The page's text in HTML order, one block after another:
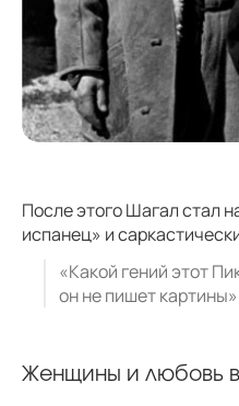
После этого Шагал стал
испанец» и
«Какой гений этот
он не пишет
Женщины и любовь в